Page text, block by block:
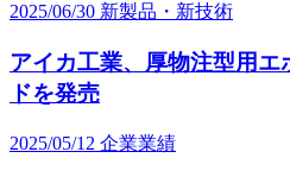
2025/06/30 新製品・新技術
アイカ工業、厚物注型用エ
ドを発売
2025/05/12 企業業績